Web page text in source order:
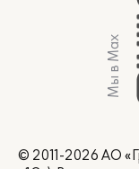
Мы в Max
© 2011-2026 АО